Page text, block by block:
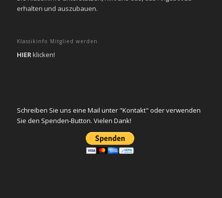
erhalten und auszubauen.
Klassikinfo Mitglied werden
HIERklicken!
Schreiben Sie uns eine Mail unter "Kontakt" oder verwenden
Sie den Spenden-Button. Vielen Dank!